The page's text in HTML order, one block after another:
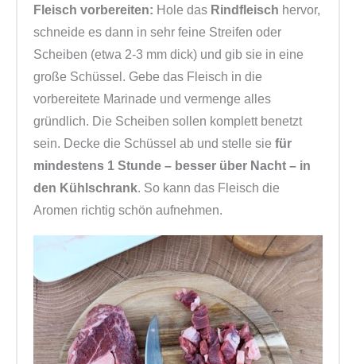
Fleisch vorbereiten: Hole das Rindfleisch hervor,
schneide es dann in sehr feine Streifen oder
Scheiben (etwa 2-3 mm dick) und gib sie in eine
große Schüssel. Gebe das Fleisch in die
vorbereitete Marinade und vermenge alles
gründlich. Die Scheiben sollen komplett benetzt
sein. Decke die Schüssel ab und stelle sie für
mindestens 1 Stunde – besser über Nacht – in
den Kühlschrank. So kann das Fleisch die
Aromen richtig schön aufnehmen.